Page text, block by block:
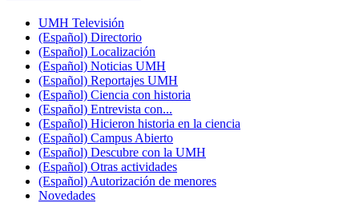
UMH Televisión
(Español) Directorio
(Español) Localización
(Español) Noticias UMH
(Español) Reportajes UMH
(Español) Ciencia con historia
(Español) Entrevista con...
(Español) Hicieron historia en la ciencia
(Español) Campus Abierto
(Español) Descubre con la UMH
(Español) Otras actividades
(Español) Autorización de menores
Novedades